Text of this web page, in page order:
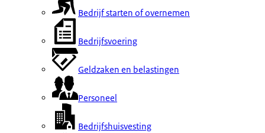
Bedrijf starten of overnemen
Bedrijfsvoering
Geldzaken en belastingen
Personeel
Bedrijfshuisvesting